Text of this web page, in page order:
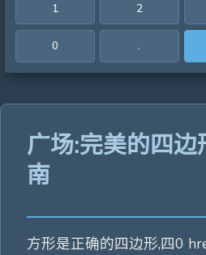
1 2
0 .
广场:完美的四
南
方形是正确的四边形,四0